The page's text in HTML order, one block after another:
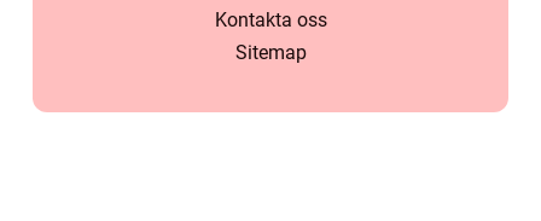
Kontakta oss
Sitemap